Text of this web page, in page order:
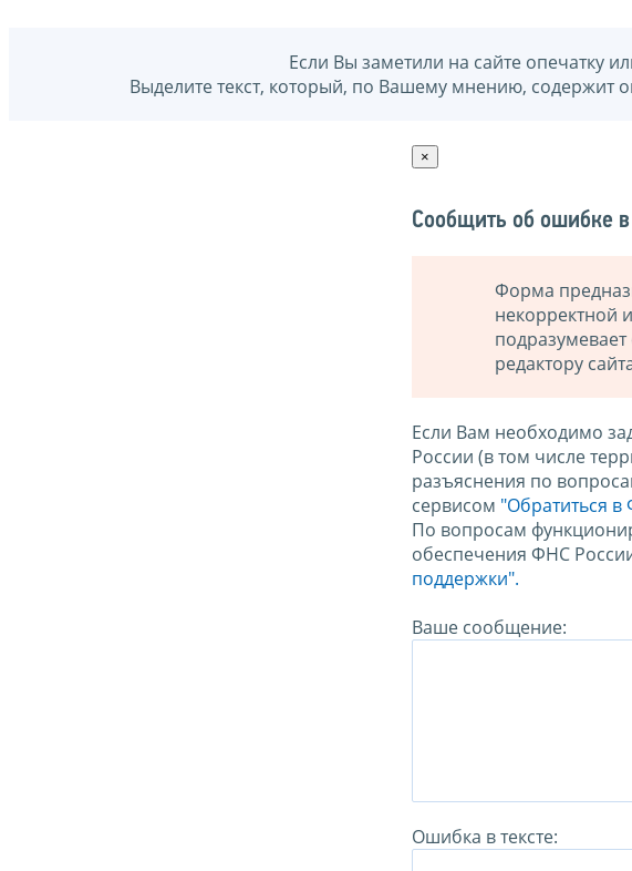
Если Вы заметили на сайте опечатку
Выделите текст, который, по Вашему мнению,
×
Сообщить об ошибке в
Форма
некорректной
редактору
Если Вам необходимо
России (в том числе
разъяснения по
сервисом "Обратиться
По вопросам
обеспечения ФНС
поддержки".
Ваше сообщение:
Ошибка в тексте: